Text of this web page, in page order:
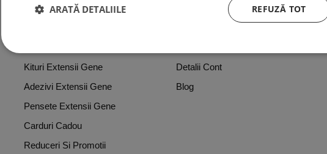
PRODUSE & SERVICII
Kituri Extensii Gene
Adezivi Extensii Gene
Pensete Extensii Gene
Carduri Cadou
Reduceri Si Promotii
SERVICII CLIENTI
Detalii Cont
Blog
REFUZĂ TOT
ARATĂ DETALIILE